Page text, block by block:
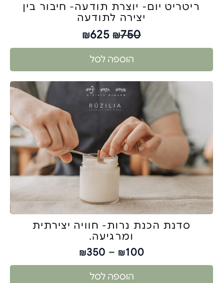
ריטריט יום- יוצרת תודעה- חיבור בין
יצירה לתודעה
₪750
₪625
הוספה לסל
סדנת הכנת נרות- חוויה יצירתית
ומרגיעה.
₪100
–
₪350
הוספה לסל